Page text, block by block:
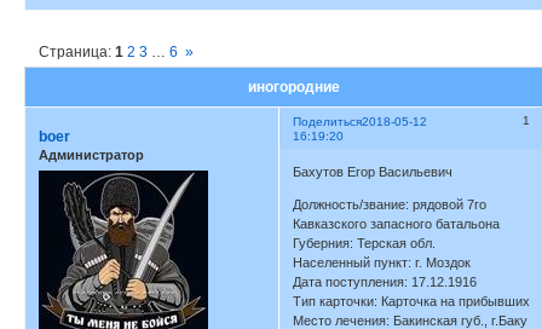
иногородние
Страница:1 2 3 … 6 »
Поделиться 1
2018-05-12
16:19:20
boer
Администратор
Бахутов Егор Васильевич
Должность/звание: рядовой 7го
Кавказского запасного батальона
Губерния: Терская обл.
Населенный пункт: г. Моздок
Дата поступления: 17.12.1916
Тип карточки: Карточка на прибывших
Место лечения: Бакинская губ., г.Баку